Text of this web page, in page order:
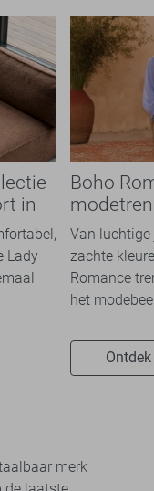
in
Lady
Boho
overal
Van luchtige
zachte
Romance
het
merk